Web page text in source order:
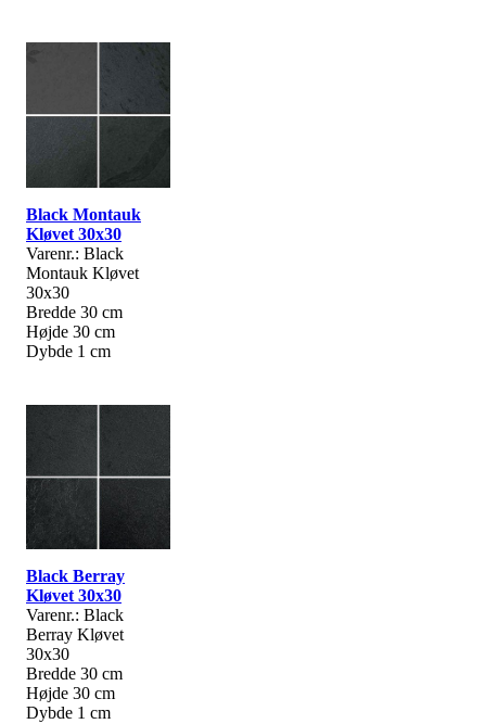
Black Montauk
Kløvet 30x30
Varenr.: Black
Montauk Kløvet
30x30
Bredde 30 cm
Højde 30 cm
Dybde 1 cm
Black Berray
Kløvet 30x30
Varenr.: Black
Berray Kløvet
30x30
Bredde 30 cm
Højde 30 cm
Dybde 1 cm